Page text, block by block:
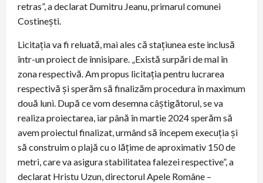
retras”, a declarat Dumitru Jeanu, primarul comunei
Costinești.
Licitația va fi reluată, mai ales că stațiunea este inclusă
într-un proiect de înnisipare. „Există surpări de mal în
zona respectivă. Am propus licitația pentru lucrarea
respectivă și sperăm să finalizăm procedura în maximum
două luni. După ce vom desemna câștigătorul, se va
realiza proiectarea, iar până în martie 2024 sperăm să
avem proiectul finalizat, urmând să începem execuția și
să construim o plajă cu o lățime de aproximativ 150 de
metri, care va asigura stabilitatea falezei respective”, a
declarat Hristu Uzun, directorul Apele Române –